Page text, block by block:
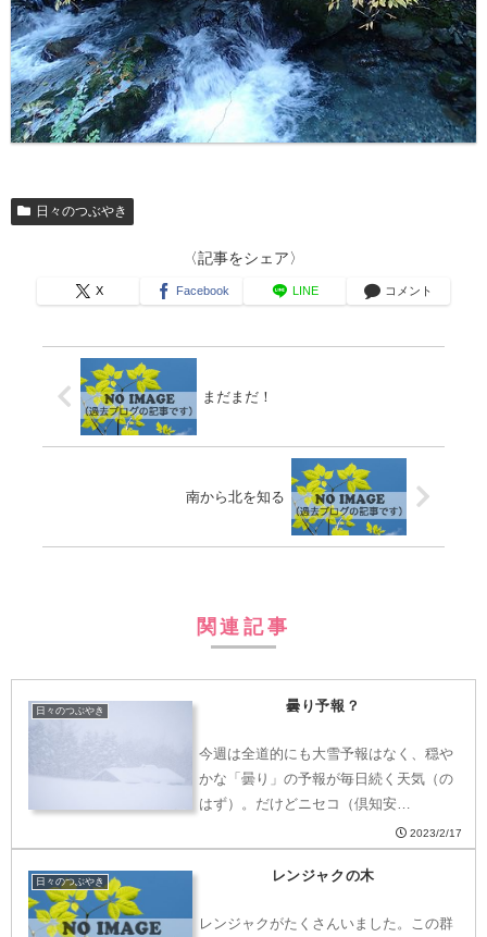
日々のつぶやき
〈記事をシェア〉
X Facebook LINE コメント
まだまだ！
南から北を知る
関連記事
日々のつぶやき 曇り予報？
今週は全道的にも大雪予報はなく、穏や
かな「曇り」の予報が毎日続く天気（の
はず）。だけどニセコ（倶知安…
2023/2/17
日々のつぶやき レンジャクの木
レンジャクがたくさんいました。この群